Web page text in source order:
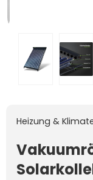
Heizung &